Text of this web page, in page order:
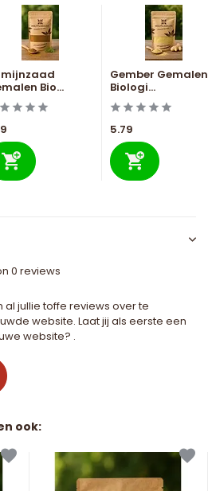
Bio...
Gember Gemalen
Biologi...
5.79
0 reviews
jullie toffe reviews over te
website. Laat jij als eerste een
website? .
ook: